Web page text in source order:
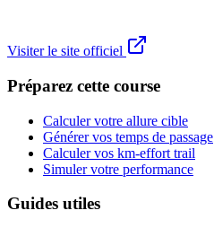
Visiter le site officiel
Préparez cette course
Calculer votre allure cible
Générer vos temps de passage
Calculer vos km-effort trail
Simuler votre performance
Guides utiles